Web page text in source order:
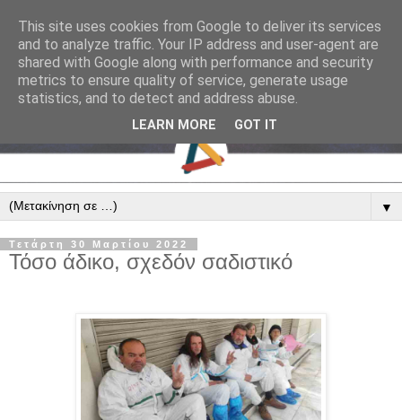
▼
Τετάρτη 30 Μαρτίου 2022
Τόσο άδικο, σχεδόν σαδιστικό
This site uses cookies from Google to deliver its services
and to analyze traffic. Your IP address and user-agent are
shared with Google along with performance and security
metrics to ensure quality of service, generate usage
statistics, and to detect and address abuse.
LEARN MORE GOT IT